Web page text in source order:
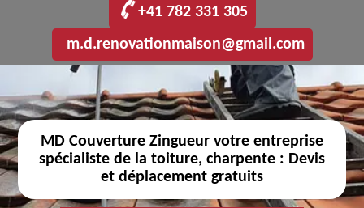
+41 782 331 305
m.d.renovationmaison@gmail.com
MD Couverture Zingueur votre entreprise
spécialiste de la toiture, charpente : Devis
et déplacement gratuits